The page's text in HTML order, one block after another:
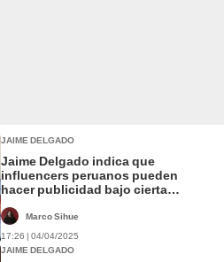
JAIME DELGADO
Jaime Delgado indica que
influencers peruanos pueden
hacer publicidad bajo cierta
naturaleza publicitaria"
Marco Sihue
17:26 | 04/04/2025
JAIME DELGADO